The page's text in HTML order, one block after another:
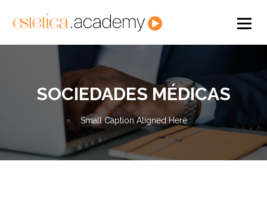
SOCIEDADES MÉDICAS
Small Caption Aligned Here